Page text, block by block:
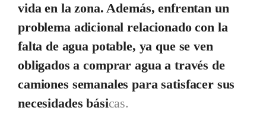
vida en la zona. Además, enfrentan un
problema adicional relacionado con la
falta de agua potable, ya que se ven
obligados a comprar agua a través de
camiones semanales para satisfacer sus
necesidades básicas.